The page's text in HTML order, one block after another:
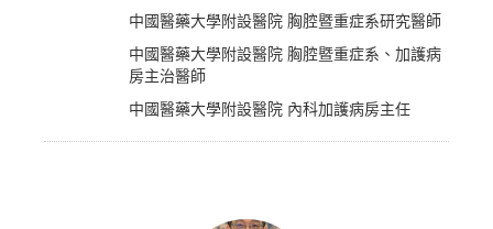
中國醫藥大學附設醫院 胸腔暨重症系研究醫師
中國醫藥大學附設醫院 胸腔暨重症系、加護病
房主治醫師
中國醫藥大學附設醫院 內科加護病房主任